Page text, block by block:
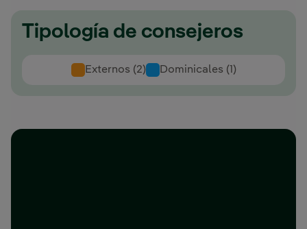
Tipología de consejeros
Externos (2) Dominicales (1)